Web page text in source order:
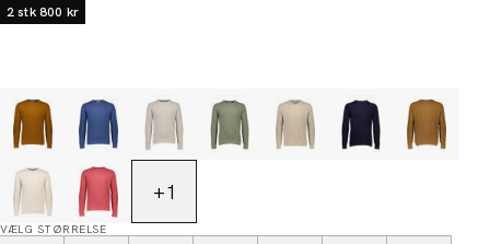
2 stk 800 kr
+1
VÆLG STØRRELSE